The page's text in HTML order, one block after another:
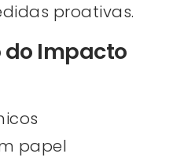
proativas.
do Impacto
papel